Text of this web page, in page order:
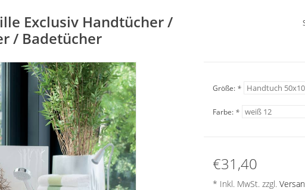
Exclusiv Handtücher /
/ Badetücher
Größe: *
Farbe: *
€31,40
* Inkl. MwSt. zzgl.